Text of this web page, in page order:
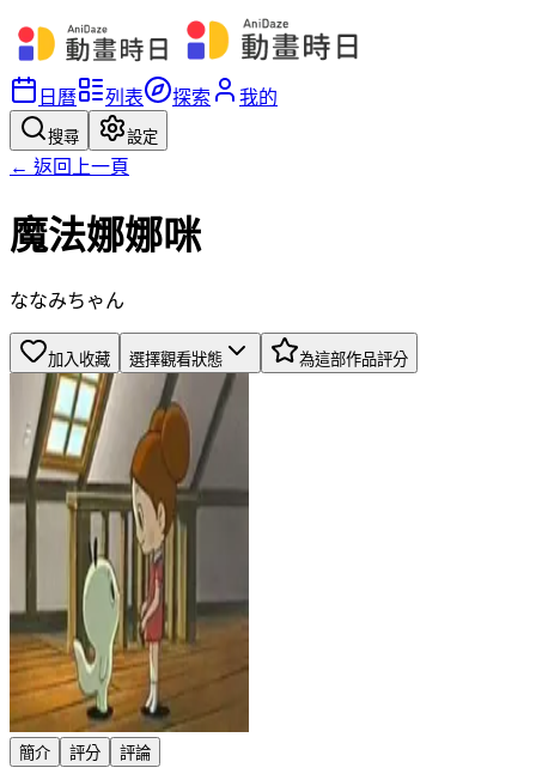
日曆 列表 探索 我的
搜尋 設定
← 返回上一頁
魔法娜娜咪
ななみちゃん
加入收藏 選擇觀看狀態 為這部作品評分
簡介 評分 評論